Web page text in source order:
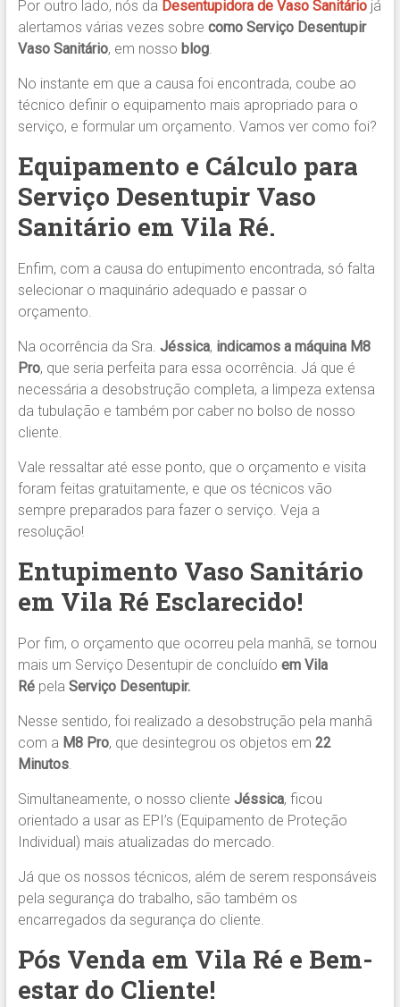
Por outro lado, nós da Desentupidora de Vaso Sanitáriojá
alertamos várias vezes sobre como Serviço Desentupir
Vaso Sanitário, em nosso blog.
No instante em que a causa foi encontrada, coube ao
técnico definir o equipamento mais apropriado para o
serviço, e formular um orçamento. Vamos ver como foi?
Equipamento e Cálculo para
Serviço Desentupir Vaso
Sanitário em Vila Ré.
Enfim, com a causa do entupimento encontrada, só falta
selecionar o maquinário adequado e passar o
orçamento.
Na ocorrência da Sra. Jéssica, indicamos a máquina M8
Pro, que seria perfeita para essa ocorrência. Já que é
necessária a desobstrução completa, a limpeza extensa
da tubulação e também por caber no bolso de nosso
cliente.
Vale ressaltar até esse ponto, que o orçamento e visita
foram feitas gratuitamente, e que os técnicos vão
sempre preparados para fazer o serviço. Veja a
resolução!
Entupimento Vaso Sanitário
em Vila Ré Esclarecido!
Por fim, o orçamento que ocorreu pela manhã, se tornou
mais um Serviço Desentupir de concluído em Vila
Répela Serviço Desentupir.
Nesse sentido, foi realizado a desobstrução pela manhã
com a M8 Pro, que desintegrou os objetos em 22
Minutos.
Simultaneamente, o nosso cliente Jéssica, ficou
orientado a usar as EPI’s (Equipamento de Proteção
Individual) mais atualizadas do mercado.
Já que os nossos técnicos, além de serem responsáveis
pela segurança do trabalho, são também os
encarregados da segurança do cliente.
Pós Venda em Vila Ré e Bem-
estar do Cliente!